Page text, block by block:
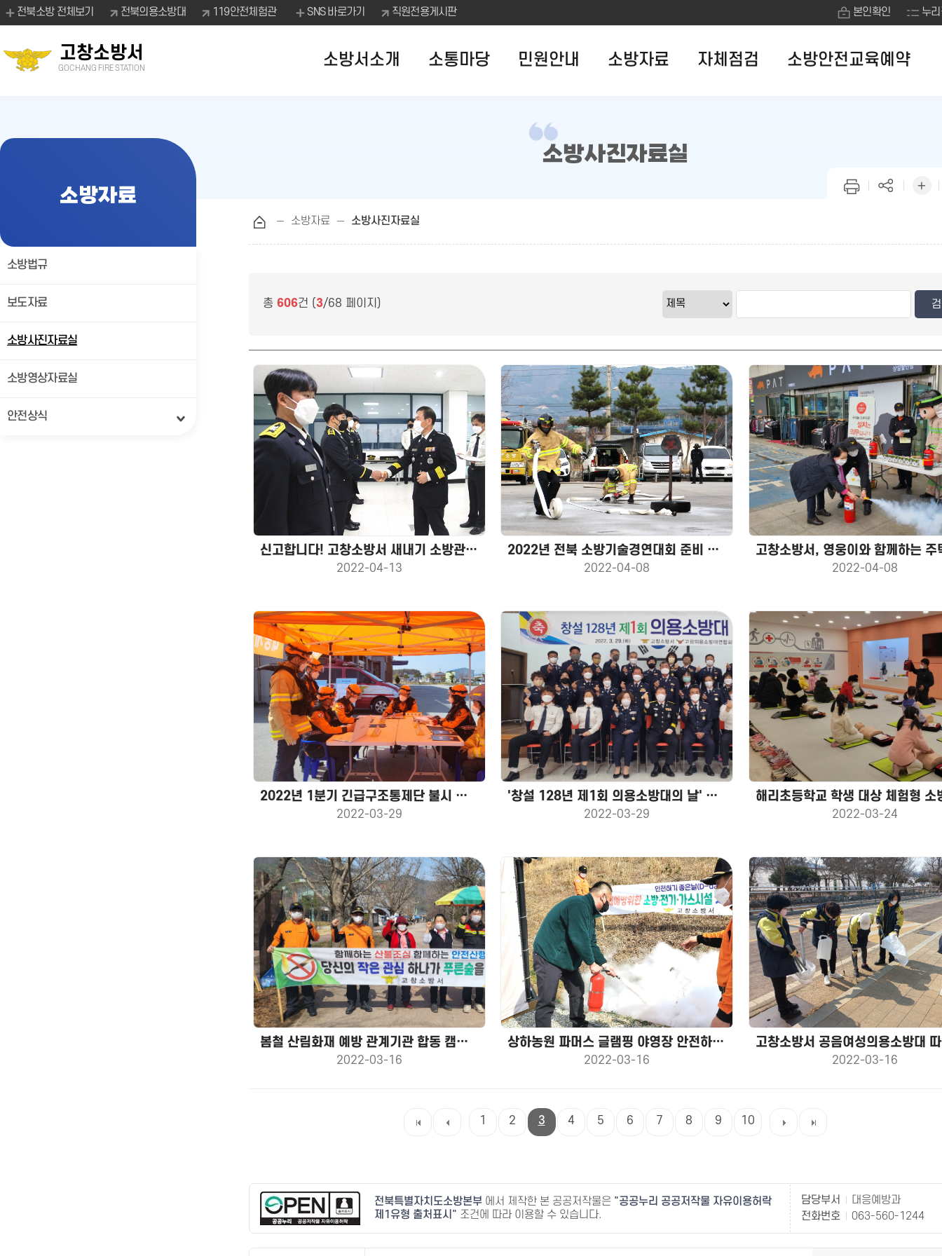
전북소방 전체보기 전북의용소방대 119안전체험관 SNS 바로가기 직원전용게시판 본인확인 누
고창소방서
GOCHANG FIRE STATION 소방서소개 소통마당 민원안내 소방자료 자체점검 소방안전교육예약
소방자료
소방법규
보도자료
소방사진자료실
소방영상자료실
안전상식
소방사진자료실
소방자료 소방사진자료실
총 606건 (3/68 페이지)
신고합니다! 고창소방서 새내기 소방관 '힘찬 첫 발'
2022-04-13
2022년 전북 소방기술경연대회 준비 박차
2022-04-08 2022-04-08
2022년 1분기 긴급구조통제단 불시 가동훈련 실시
2022-03-29
'창설 128년 제1회 의용소방대의 날' 기념식
2022-03-29 2022-03-24
봄철 산림화재 예방 관계기관 합동 캠페인 전개
2022-03-16
상하농원 파머스 글램핑 야영장 안전하기 좋은 날(D-day) 캠페인
2022-03-16 2022-03-16
1 2 3 4 5 6 7 8 9 10
전북특별자치도소방본부 에서 제작한 본 공공저작물은
공공누리 공공저작물 자유이용허락
제1유형 출처표시
조건에 따라 이용할 수 있습니다.
담당부서
대응예방과
전화번호
063-560-1244